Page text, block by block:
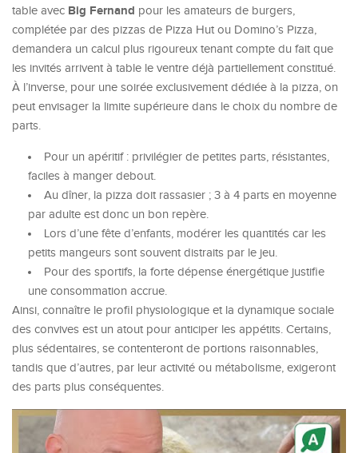
table avec Big Fernand pour les amateurs de burgers,
complétée par des pizzas de Pizza Hut ou Domino’s Pizza,
demandera un calcul plus rigoureux tenant compte du fait que
les invités arrivent à table le ventre déjà partiellement constitué.
À l’inverse, pour une soirée exclusivement dédiée à la pizza, on
peut envisager la limite supérieure dans le choix du nombre de
parts.
Pour un apéritif : privilégier de petites parts, résistantes,
faciles à manger debout.
Au dîner, la pizza doit rassasier ; 3 à 4 parts en moyenne
par adulte est donc un bon repère.
Lors d’une fête d’enfants, modérer les quantités car les
petits mangeurs sont souvent distraits par le jeu.
Pour des sportifs, la forte dépense énergétique justifie
une consommation accrue.
Ainsi, connaître le profil physiologique et la dynamique sociale
des convives est un atout pour anticiper les appétits. Certains,
plus sédentaires, se contenteront de portions raisonnables,
tandis que d’autres, par leur activité ou métabolisme, exigeront
des parts plus conséquentes.